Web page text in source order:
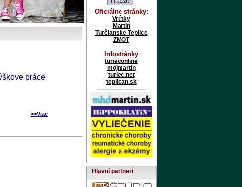
práce
>>Viac
Oficiálne stránky:
Vrútky
Martin
Turčianske Teplice
ZMOT
Infostránky
turieconline
mojmartin
turiec.net
teplican.sk
---------------------------------
Hlavní partneri